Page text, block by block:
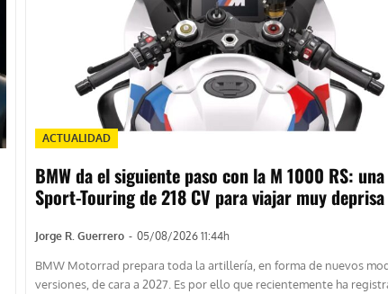
ACTUALIDAD
BMW da el siguiente paso con la M 1000 RS: una
Sport-Touring de 218 CV para viajar muy deprisa
Jorge R. Guerrero - 05/08/2026 11:44h
BMW Motorrad prepara toda la artillería, en forma de nuevos
versiones, de cara a 2027. Es por ello que recientemente ha